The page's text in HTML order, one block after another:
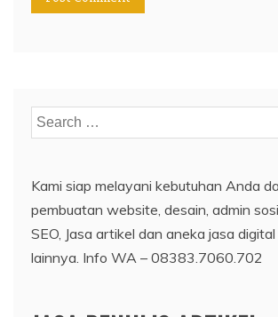
Search
for:
Kami siap melayani kebutuhan Anda
pembuatan website, desain, admin
SEO, Jasa artikel dan aneka jasa
lainnya. Info WA – 08383.7060.702